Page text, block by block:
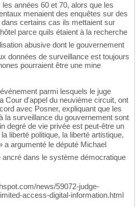
années 60 et 70, alors que les
menaient des enquêtes sur des
certains cas ils mettaient sur
parce quils étaient à la recherche
abusive dont le gouvernement
données de surveillance est toujours
pourraient être une mine
parmi lesquels le juge
Cour d'appel du neuvième circuit, ont
avec Posner, expliquant que les
la surveillance du gouvernement sont
degré de vie privée est peut-être un
liberté politique, la liberté artistique,
a argumenté le député Michael
ancré dans le système démocratique
news/59072-judge-
access-digital-information.html